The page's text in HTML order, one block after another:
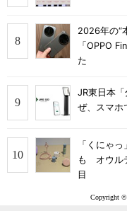
2026年の“
「OPPO
た
JR東日本
ぜ、スマホ
「くにゃ
も オウル
目
Copyright ©